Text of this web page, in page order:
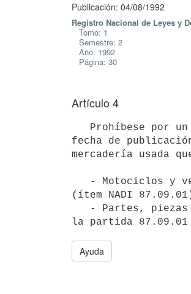
Publicación: 04/08/1992
Registro Nacional de Leyes y
Tomo: 1
Semestre: 2
Año: 1992
Página: 30
Artículo 4
fecha de
mercadería usada
(ítem NADI
Ayuda